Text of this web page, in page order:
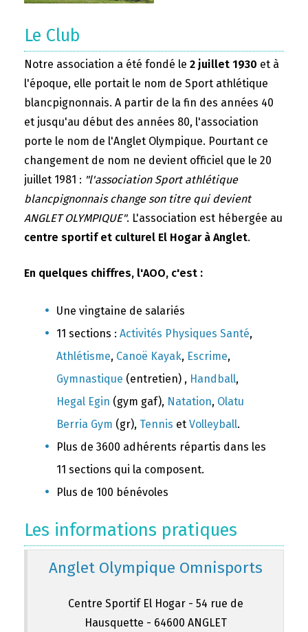
Le Club
Notre association a été fondé le 2 juillet 1930 et à
l'époque, elle portait le nom de Sport athlétique
blancpignonnais. A partir de la fin des années 40
et jusqu'au début des années 80, l'association
porte le nom de l'Anglet Olympique. Pourtant ce
changement de nom ne devient officiel que le 20
juillet 1981 : "l'association Sport athlétique
blancpignonnais change son titre qui devient
ANGLET OLYMPIQUE". L'association est hébergée au
centre sportif et culturel El Hogar à Anglet.
En quelques chiffres, l'AOO, c'est :
Une vingtaine de salariés
11 sections : Activités Physiques Santé,
Athlétisme, Canoë Kayak, Escrime,
Gymnastique (entretien) , Handball,
Hegal Egin (gym gaf), Natation, Olatu
Berria Gym (gr), Tennis et Volleyball.
Plus de 3600 adhérents répartis dans les
11 sections qui la composent.
Plus de 100 bénévoles
Les informations pratiques
Anglet Olympique Omnisports
Centre Sportif El Hogar - 54 rue de
Hausquette - 64600 ANGLET